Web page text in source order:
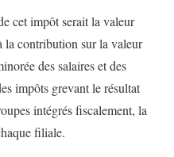
cet impôt serait la valeur
la contribution sur la valeur
des salaires et des
impôts grevant le résultat
intégrés fiscalement, la
filiale.